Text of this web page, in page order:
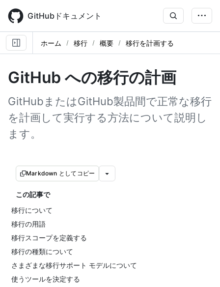
main
content
GitHubドキュメント
ホーム 移行 概要 移行を計画する
GitHub への移行の計画
GitHubまたはGitHub製品間で正常な移行
を計画して実行する方法について説明し
ます。
Markdown としてコピー
この記事で
移行について
移行の用語
移行スコープを定義する
移行の種類について
さまざまな移行サポート モデルについて
使うツールを決定する